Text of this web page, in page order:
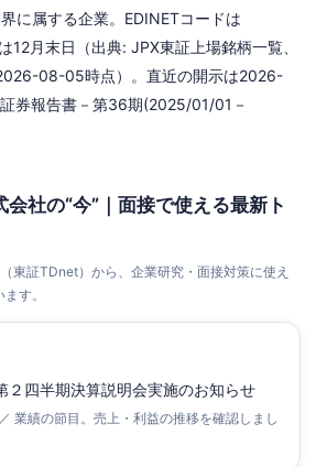
に属する企業。EDINETコードは
12月末日（出典: JPX東証上場銘柄一覧、
08-05時点）。直近の開示は2026-
券報告書－第36期(2025/01/01－
社の“今”｜面接で使える最新ト
（東証TDnet）から、企業研究・面接対策に使え
す。
四半期決算説明会実施のお知らせ
績の節目。売上・利益の推移を確認しまし